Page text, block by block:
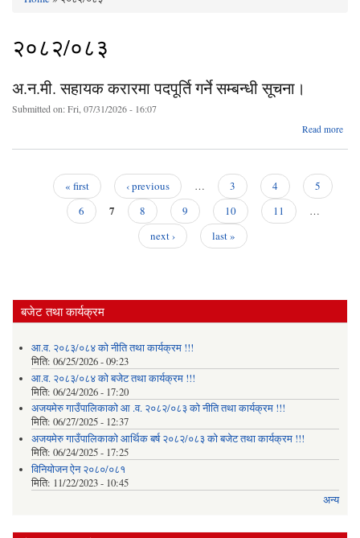
२०८२/०८३
अ.न.मी. सहायक करारमा पदपूर्ति गर्ने सम्बन्धी सूचना।
Submitted on:Fri, 07/31/2026 - 16:07
Read more
« first ‹ previous … 3 4
5
6
7 8 9 10 11
…
next ›
last »
बजेट तथा कार्यक्रम
आ.व. २०८३/०८४ को नीति तथा कार्यक्रम !!!
मिति: 06/25/2026 - 09:23
आ.व. २०८३/०८४ को बजेट तथा कार्यक्रम !!!
मिति: 06/24/2026 - 17:20
अजयमेरु गाउँपालिकाको आ .व. २०८२/०८३ को नीति तथा कार्यक्रम !!!
मिति: 06/27/2025 - 12:37
अजयमेरु गाउँपालिकाको आर्थिक बर्ष २०८२/०८३ को बजेट तथा कार्यक्रम !!!
मिति: 06/24/2025 - 17:25
विनियोजन ऐन २०८०/०८१
मिति: 11/22/2023 - 10:45
अन्य